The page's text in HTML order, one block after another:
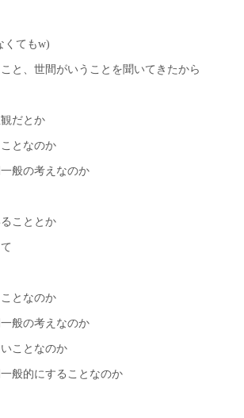
くてもw)
と、世間がいうことを聞いてきたから
だとか
となのか
般の考えなのか
こととか
となのか
般の考えなのか
ことなのか
般的にすることなのか